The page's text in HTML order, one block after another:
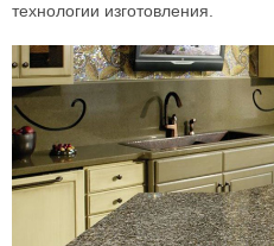
технологии изготовления.